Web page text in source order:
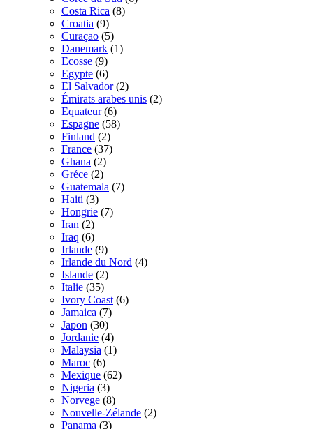
Costa Rica (8)
Croatia (9)
Curaçao (5)
Danemark (1)
Ecosse (9)
Egypte (6)
El Salvador (2)
Émirats arabes unis (2)
Equateur (6)
Espagne (58)
Finland (2)
France (37)
Ghana (2)
Gréce (2)
Guatemala (7)
Haiti (3)
Hongrie (7)
Iran (2)
Iraq (6)
Irlande (9)
Irlande du Nord (4)
Islande (2)
Italie (35)
Ivory Coast (6)
Jamaica (7)
Japon (30)
Jordanie (4)
Malaysia (1)
Maroc (6)
Mexique (62)
Nigeria (3)
Norvege (8)
Nouvelle-Zélande (2)
Panama (3)